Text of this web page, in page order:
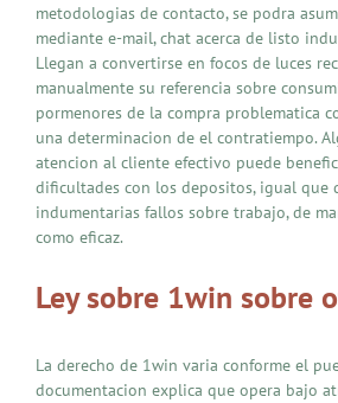
metodologias de contacto, se podra
mediante e-mail, chat acerca de listo
Llegan a convertirse en focos de luces
manualmente su referencia sobre
pormenores de la compra problematica
una determinacion de el contratiempo.
atencion al cliente efectivo puede
dificultades con los depositos, igual que
indumentarias fallos sobre trabajo, de
como eficaz.
Ley sobre 1win sobre
La derecho de 1win varia conforme el
documentacion explica que opera bajo